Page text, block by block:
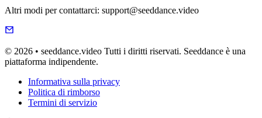
Altri modi per contattarci: support@seeddance.video
© 2026 • seeddance.video Tutti i diritti riservati. Seeddance è una
piattaforma indipendente.
Informativa sulla privacy
Politica di rimborso
Termini di servizio